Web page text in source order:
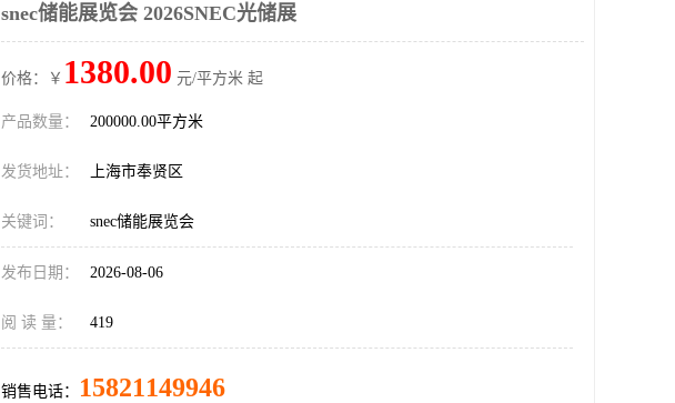
snec储能展览会 2026SNEC光储展
价格：￥ 1380.00 元/平方米 起
产品数量： 200000.00平方米
发货地址： 上海市奉贤区
关键词： snec储能展览会
发布日期： 2026-08-06
阅 读 量： 419
销售电话： 15821149946